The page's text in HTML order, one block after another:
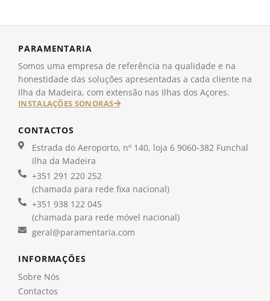
PARAMENTARIA
Somos uma empresa de referência na qualidade e na
honestidade das soluções apresentadas a cada cliente na
Ilha da Madeira, com extensão nas Ilhas dos Açores.
INSTALAÇÕES SONORAS
CONTACTOS
Estrada do Aeroporto, nº 140, loja 6 9060-382 Funchal
Ilha da Madeira
+351 291 220 252
(chamada para rede fixa nacional)
+351 938 122 045
(chamada para rede móvel nacional)
geral@paramentaria.com
INFORMAÇÕES
Sobre Nós
Contactos